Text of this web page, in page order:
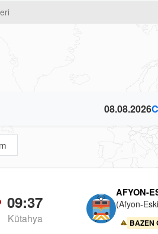
08.08.2026
09:37
Kütahya
AFYON-
(Afyon-
BAZEN